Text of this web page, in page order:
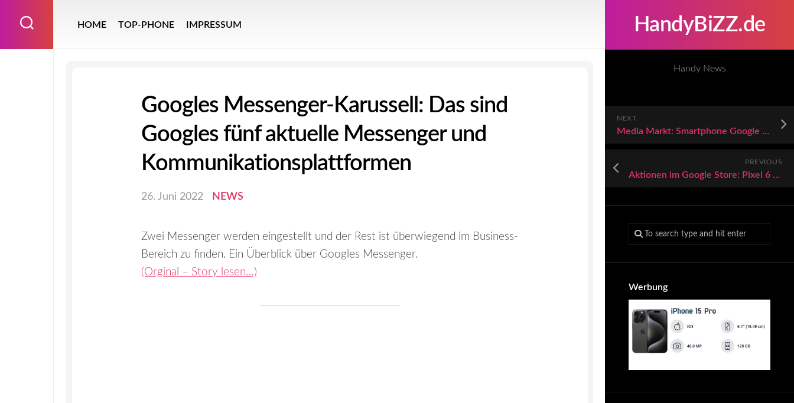
HandyBiZZ.de
Handy News
NEXT
Media Markt: Smartphone Google Pixel 6 für keine 450 Euro im Angebot
PREVIOUS
Aktionen im Google Store: Pixel 6 kaufen und bis zu 130 Euro Gutschein erhalten, Stadia & Smart Home Bundles
Werbung
HOME TOP-PHONE IMPRESSUM
Googles Messenger-Karussell: Das sind
Googles fünf aktuelle Messenger und
Kommunikationsplattformen
26. Juni 2022 NEWS
Zwei Messenger werden eingestellt und der Rest ist überwiegend im Business-
Bereich zu finden. Ein Überblick über Googles Messenger.
(Orginal – Story lesen…)